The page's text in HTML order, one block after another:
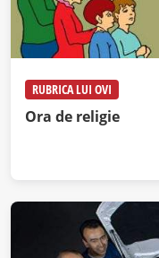
RUBRICA LUI OVI
Ora de religie